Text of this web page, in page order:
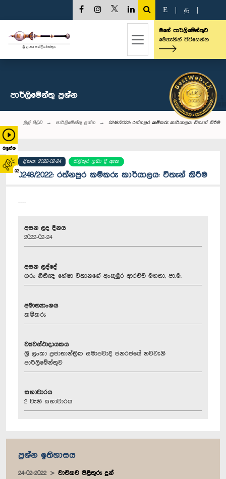
බලන්න
02
E த
මගේ පාර්ලිමේන්තුව
මෙතැනින් පිවිසෙන්න
පාර්ලි‌මේන්තු‌ ප්‍රශ්න
මුල් පිටුව පාර්ලි‌මේන්තු‌ ප්‍රශ්න 0248/2022: රත්නපුර කම්කරු කාර්යාලය: විතැන් කිරීම
දිනය: 2022-02-24 පිළිතුර ලබා දී ඇත
0248/2022: රත්නපුර කම්කරු කාර්යාලය: විතැන් කිරීම
----
අසන ලද දිනය
2022-02-24
අසන ලද්දේ
ගරු නීතිඥ හේෂා විතානගේ අංකුඹුර ආරච්චි මහතා, පා.ම.
අමාත්‍යාංශය
කම්කරු
ව්‍යවස්ථාදායකය
ශ්‍රී ලංකා ප්‍රජාතාන්ත්‍රික සමාජවාදී ජනරජයේ නවවැනි
පාර්ලිමේන්තුව
සභාවාරය
2 වැනි සභාවාරය
ප්‍රශ්න ඉතිහාසය
24-02-2022 වාචිකව පිළිතුරු දුන්